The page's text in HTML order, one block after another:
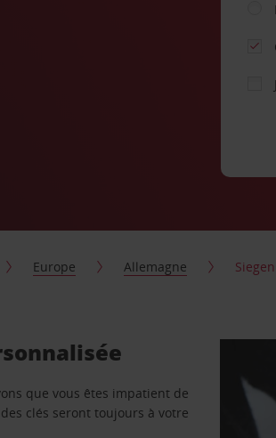
Europe Allemagne Siegen
que vous êtes impatient de
clés seront toujours à votre